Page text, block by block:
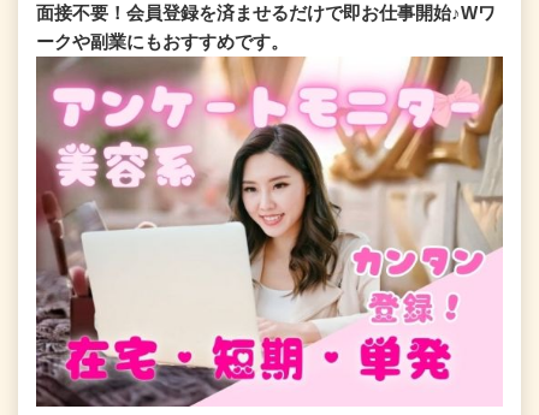
面接不要！会員登録を済ませるだけで即お仕事開始♪Wワ
ークや副業にもおすすめです。